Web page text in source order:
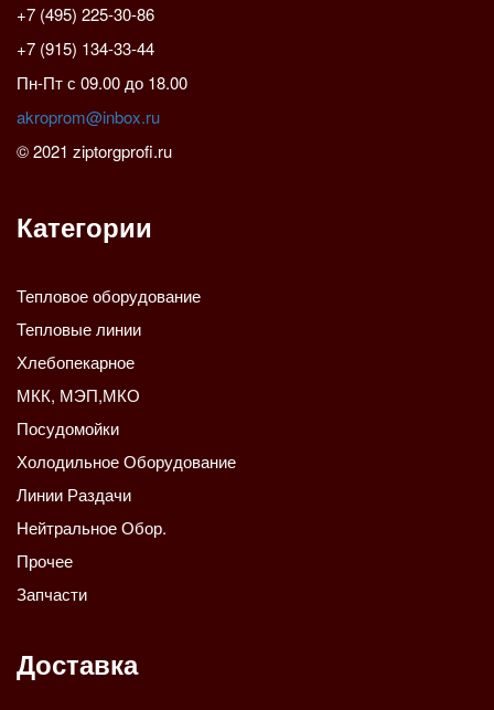
+7 (495) 225-30-86
+7 (915) 134-33-44
Пн-Пт с 09.00 до 18.00
akroprom@inbox.ru
© 2021 ziptorgprofi.ru
Категории
Тепловое оборудование
Тепловые линии
Хлебопекарное
МКК, МЭП,МКО
Посудомойки
Холодильное Оборудование
Линии Раздачи
Нейтральное Обор.
Прочее
Запчасти
Доставка